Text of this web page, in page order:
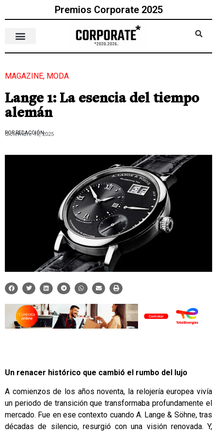
Premios Corporate 2025
MAGAZINE, MODA
Lange 1: La esencia del tiempo
alemán
POR REDACCIÓN
diciembre 10, 2025
Un renacer histórico que cambió el rumbo del lujo
A comienzos de los años noventa, la relojería europea vivía
un periodo de transición que transformaba profundamente el
mercado. Fue en ese contexto cuando A. Lange & Söhne, tras
décadas de silencio, resurgió con una visión renovada. Y,